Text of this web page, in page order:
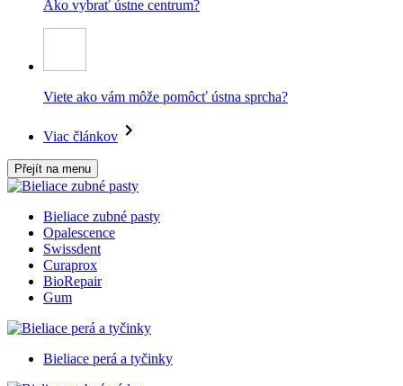
Ako vybrať ústne centrum?
Viete ako vám môže pomôcť ústna sprcha?
Viac článkov
Přejít na menu
Bieliace zubné pasty
Opalescence
Swissdent
Curaprox
BioRepair
Gum
Bieliace perá a tyčinky